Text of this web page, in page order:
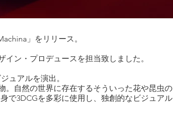
」をリリース。
ン・プロデュースを担当致しました。
ュアルを演出。
。自然の世界に存在するそういった花や昆虫の
で3DCGを多彩に使用し、独創的なビジュアル